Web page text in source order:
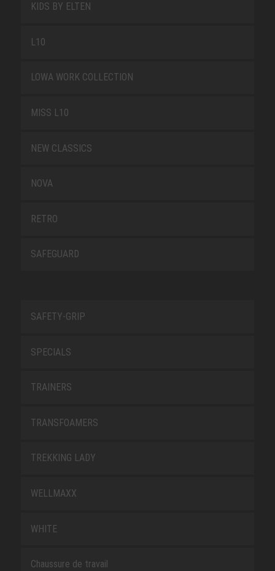
KIDS BY ELTEN
L10
LOWA WORK COLLECTION
MISS L10
NEW CLASSICS
NOVA
RETRO
SAFEGUARD
SAFETY-GRIP
SPECIALS
TRAINERS
TRANSFOAMERS
TREKKING LADY
WELLMAXX
WHITE
Chaussure de travail